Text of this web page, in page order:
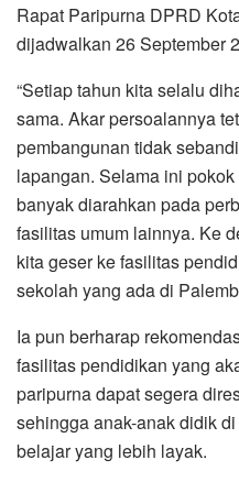
Rapat Paripurna DPRD
dijadwalkan 26 September
‎‎“Setiap tahun kita selalu
sama. Akar persoalannya
pembangunan tidak
lapangan. Selama ini
banyak diarahkan pada
fasilitas umum lainnya. Ke
kita geser ke fasilitas
sekolah yang ada di
‎‎Ia pun berharap
fasilitas pendidikan yang
paripurna dapat segera
sehingga anak-anak didik
belajar yang lebih layak.